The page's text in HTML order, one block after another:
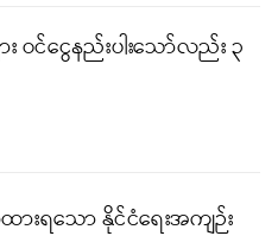
ဝင်ငွေနည်းပါးသော်လည်း ၃
ရသော နိုင်ငံရေးအကျဉ်း